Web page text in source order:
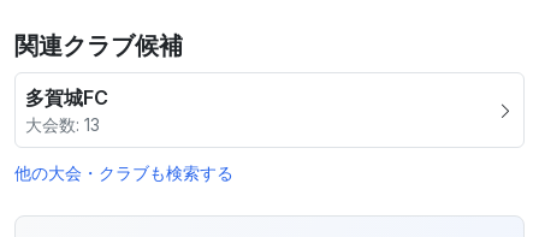
関連クラブ候補
多賀城FC
大会数: 13
他の大会・クラブも検索する